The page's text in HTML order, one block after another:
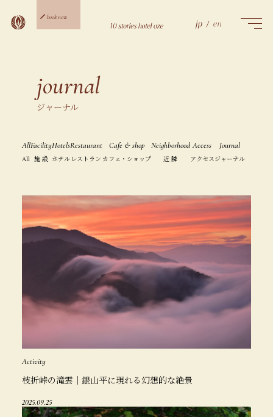
content
book now
journal
ジャーナル
All
All
Facility
施 設
Hotels
ホテル
Restaurant
レストラン
Cafe & shop
カフェ・ショップ
Neighborhood
近 隣
Access
アクセス
Journal
ジャーナル
Activity
枝折峠の滝雲｜銀山平に現れる幻想的な絶景
2025.09.25